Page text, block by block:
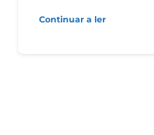
Continuar a ler